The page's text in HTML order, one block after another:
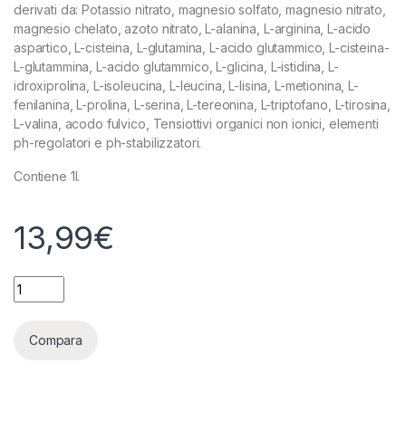
derivati da: Potassio nitrato, magnesio solfato, magnesio nitrato,
magnesio chelato, azoto nitrato, L-alanina, L-arginina, L-acido
aspartico, L-cisteina, L-glutamina, L-acido glutammico, L-cisteina-
L-glutammina, L-acido glutammico, L-glicina, L-istidina, L-
idroxiprolina, L-isoleucina, L-leucina, L-lisina, L-metionina, L-
fenilanina, L-prolina, L-serina, L-tereonina, L-triptofano, L-tirosina,
L-valina, acodo fulvico, Tensiottivi organici non ionici, elementi
ph-regolatori e ph-stabilizzatori.
Contiene 1l.
13,99€
ADVANCED NUTRIENTS - PH PERFECT GROW - 1L quantity
Compara